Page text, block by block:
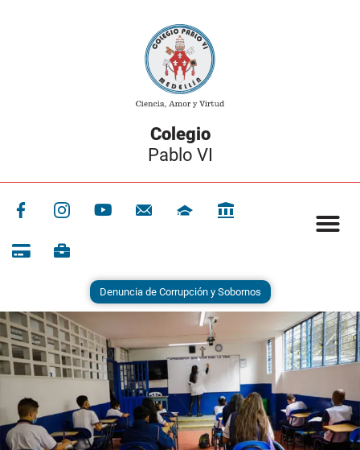
Colegio
Pablo VI
Denuncia de Corrupción y Sobornos